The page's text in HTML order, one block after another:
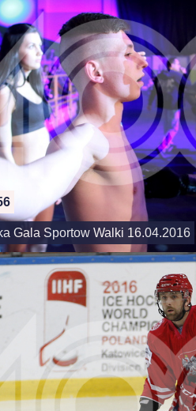
Gala Sportow Walki 16.04.2016